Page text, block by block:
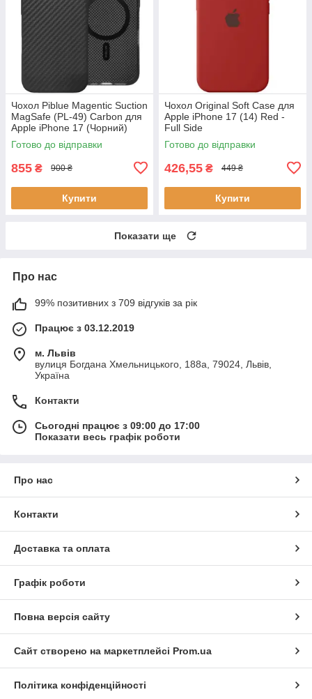
Чохол Piblue Magentic Suction
MagSafe (PL-49) Carbon для
Apple iPhone 17 (Чорний)
Готово до відправки
855 ₴ 900 ₴
Купити
Чохол Original Soft Case для
Apple iPhone 17 (14) Red -
Full Side
Готово до відправки
426,55 ₴ 449 ₴
Купити
Показати ще
Про нас
99% позитивних з 709 відгуків за рік
Працює з 03.12.2019
м. Львів
вулиця Богдана Хмельницького, 188а, 79024, Львів,
Україна
Контакти
Сьогодні працює з 09:00 до 17:00
Показати весь графік роботи
Про нас
Контакти
Доставка та оплата
Графік роботи
Повна версія сайту
Сайт створено на маркетплейсі Prom.ua
Політика конфіденційності